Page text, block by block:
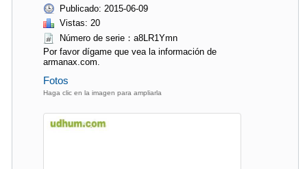
Publicado: 2015-06-09
Vistas: 20
Número de serie：a8LR1Ymn
Por favor dígame que vea la información de
armanax.com.
Fotos
Haga clic en la imagen para ampliarla